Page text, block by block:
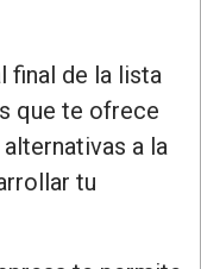
final de la lista
que te ofrece
a la
tu